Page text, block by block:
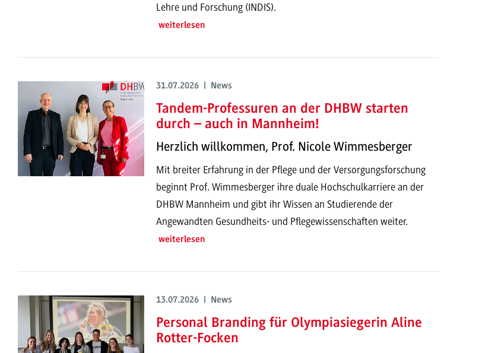
Lehre und Forschung (INDIS).
weiterlesen
31.07.2026 | News
Tandem-Professuren an der DHBW starten
durch – auch in Mannheim!
Herzlich willkommen, Prof. Nicole Wimmesberger
Mit breiter Erfahrung in der Pflege und der Versorgungsforschung
beginnt Prof. Wimmesberger ihre duale Hochschulkarriere an der
DHBW Mannheim und gibt ihr Wissen an Studierende der
Angewandten Gesundheits- und Pflegewissenschaften weiter.
weiterlesen
13.07.2026 | News
Personal Branding für Olympiasiegerin Aline
Rotter-Focken